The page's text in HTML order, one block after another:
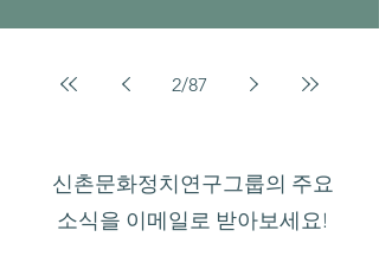
2/87
신촌문화정치연구그룹의 주요
소식을 이메일로 받아보세요!